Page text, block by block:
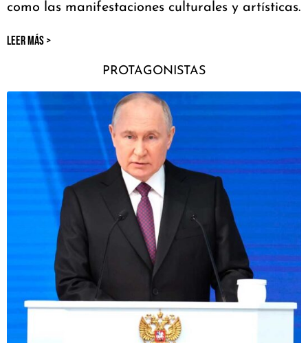
como las manifestaciones culturales y artísticas.
LEER MÁS >
PROTAGONISTAS